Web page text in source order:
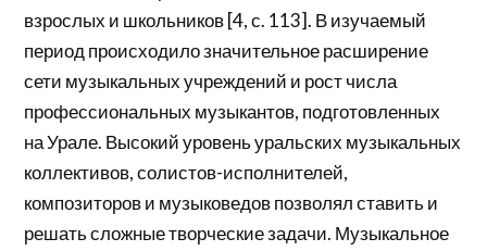
взрослых и школьников [4, с. 113]. В изучаемый
период происходило значительное расширение
сети музыкальных учреждений и рост числа
профессиональных музыкантов, подготовленных
на Урале. Высокий уровень уральских музыкальных
коллективов, солистов-исполнителей,
композиторов и музыковедов позволял ставить и
решать сложные творческие задачи. Музыкальное